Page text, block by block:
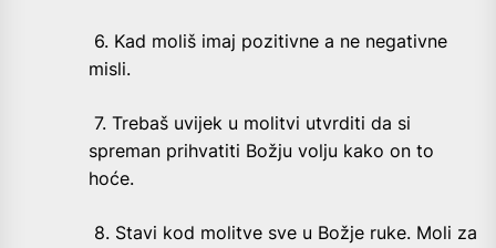
6. Kad moliš imaj pozitivne a ne negativne
misli.
7. Trebaš uvijek u molitvi utvrditi da si
spreman prihvatiti Božju volju kako on to
hoće.
8. Stavi kod molitve sve u Božje ruke. Moli za